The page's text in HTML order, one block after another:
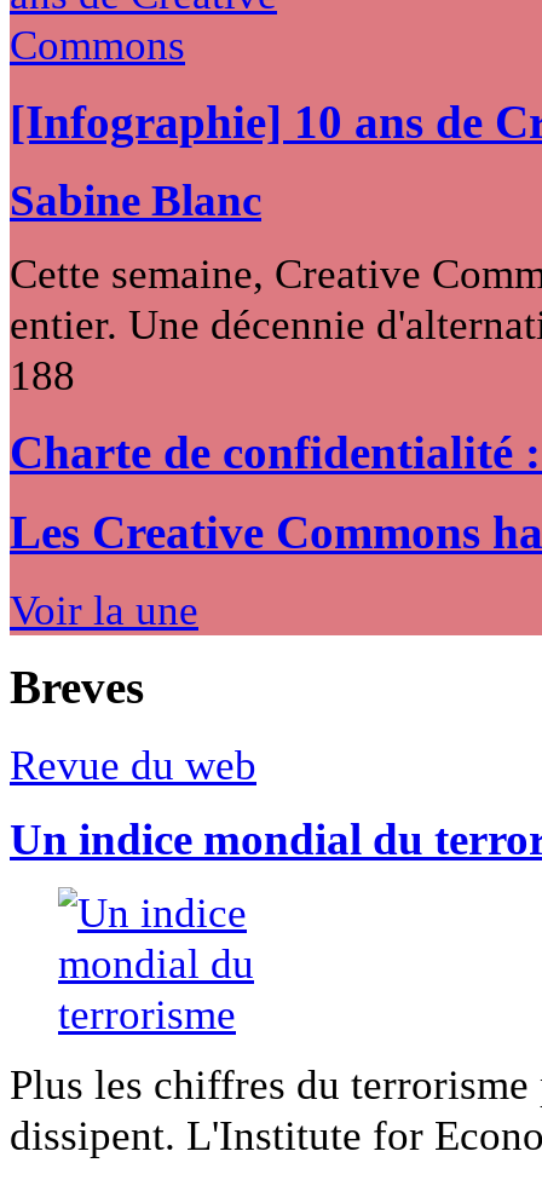
[Infographie] 10 ans de
Sabine Blanc
Cette semaine, Creative
entier. Une décennie
188
Charte de confidentialité
Les Creative Commons
Voir la une
Breves
Revue du web
Un indice mondial du
Plus les chiffres du
dissipent. L'Institute for